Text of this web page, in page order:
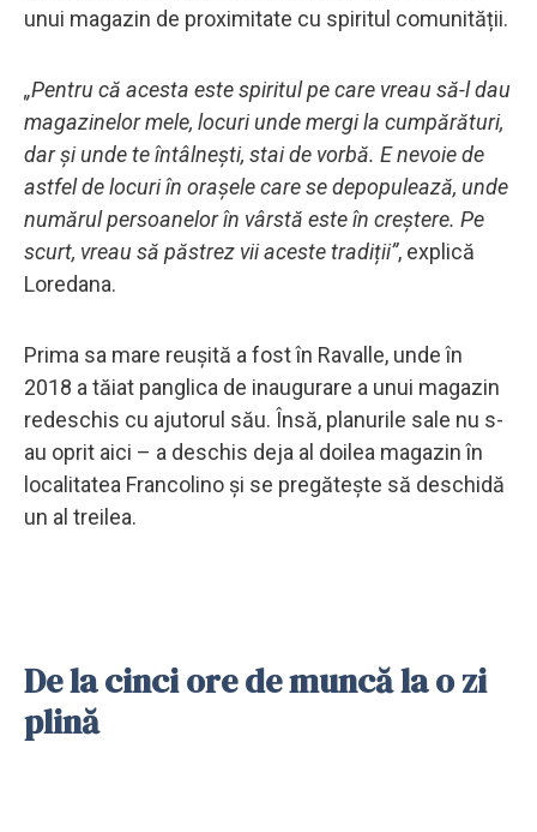
unui magazin de proximitate cu spiritul comunității.
„Pentru că acesta este spiritul pe care vreau să-l dau
magazinelor mele, locuri unde mergi la cumpărături,
dar și unde te întâlnești, stai de vorbă. E nevoie de
astfel de locuri în orașele care se depopulează, unde
numărul persoanelor în vârstă este în creștere. Pe
scurt, vreau să păstrez vii aceste tradiții”, explică
Loredana.
Prima sa mare reușită a fost în Ravalle, unde în
2018 a tăiat panglica de inaugurare a unui magazin
redeschis cu ajutorul său. Însă, planurile sale nu s-
au oprit aici – a deschis deja al doilea magazin în
localitatea Francolino și se pregătește să deschidă
un al treilea.
De la cinci ore de muncă la o zi
plină